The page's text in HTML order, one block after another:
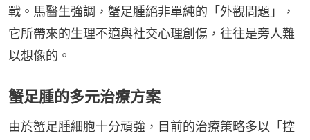
戰。馬醫生強調，蟹足腫絕非單純的「外觀問題」，
它所帶來的生理不適與社交心理創傷，往往是旁人難
以想像的。
蟹足腫的多元治療方案
由於蟹足腫細胞十分頑強，目前的治療策略多以「控